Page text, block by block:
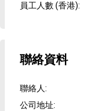
員工人數 (香港):
聯絡資料
聯絡人:
公司地址: